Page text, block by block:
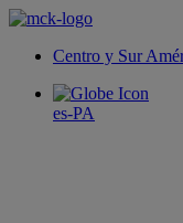
Centro y Sur
es-PA